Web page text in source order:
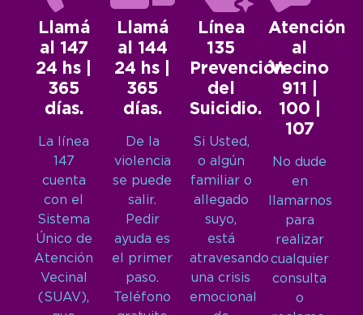
Llamá
al 147
24 hs |
365
días.
La línea
147
cuenta
con el
Sistema
Único de
Atención
Vecinal
(SUAV),
Llamá
al 144
24 hs |
365
días.
De la
violencia
se puede
salir.
Pedir
ayuda es
el primer
paso.
Teléfono
Línea
135
Prevención
del
Suicidio.
Si Usted,
o algún
familiar o
allegado
suyo,
está
atravesando
una crisis
emocional
Atención
al
Vecino
911 |
100 |
107
No dude
en
llamarnos
para
realizar
cualquier
consulta
o